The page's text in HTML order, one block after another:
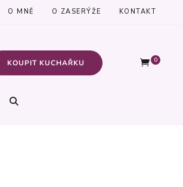
O MNĚ O ZASERÝŽE KONTAKT
KOUPIT KUCHAŘKU 0